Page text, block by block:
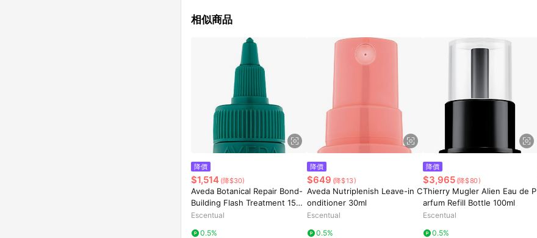
相似商品
降價
$1,514 (降$30)
Aveda Botanical Repair Bond-
Building Flash Treatment 150
ml
Escentual
0.5%
降價
$649 (降$13)
Aveda Nutriplenish Leave-in C
onditioner 30ml
Escentual
0.5%
降價
$3,965 (降$80)
Thierry Mugler Alien Eau de P
arfum Refill Bottle 100ml
Escentual
0.5%